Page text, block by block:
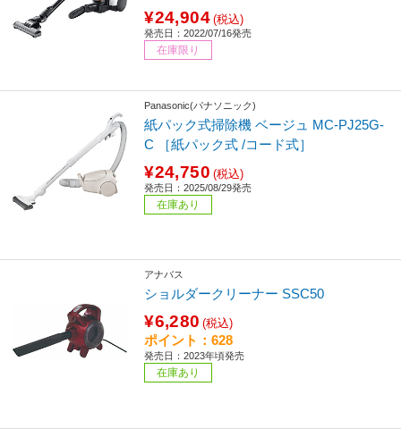
¥24,904 (税込)
発売日：2022/07/16発売
在庫限り
Panasonic(パナソニック)
紙パック式掃除機 ベージュ MC-PJ25G-
C ［紙パック式 /コード式］
¥24,750 (税込)
発売日：2025/08/29発売
在庫あり
アナバス
ショルダークリーナー SSC50
¥6,280 (税込)
ポイント：628
発売日：2023年頃発売
在庫あり